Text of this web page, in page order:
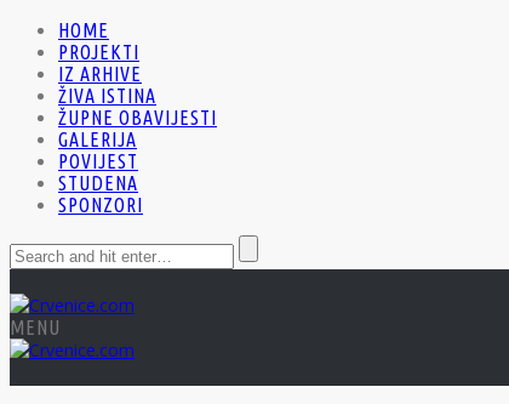
HOME
PROJEKTI
IZ ARHIVE
ŽIVA ISTINA
ŽUPNE OBAVIJESTI
GALERIJA
POVIJEST
STUDENA
SPONZORI
MENU